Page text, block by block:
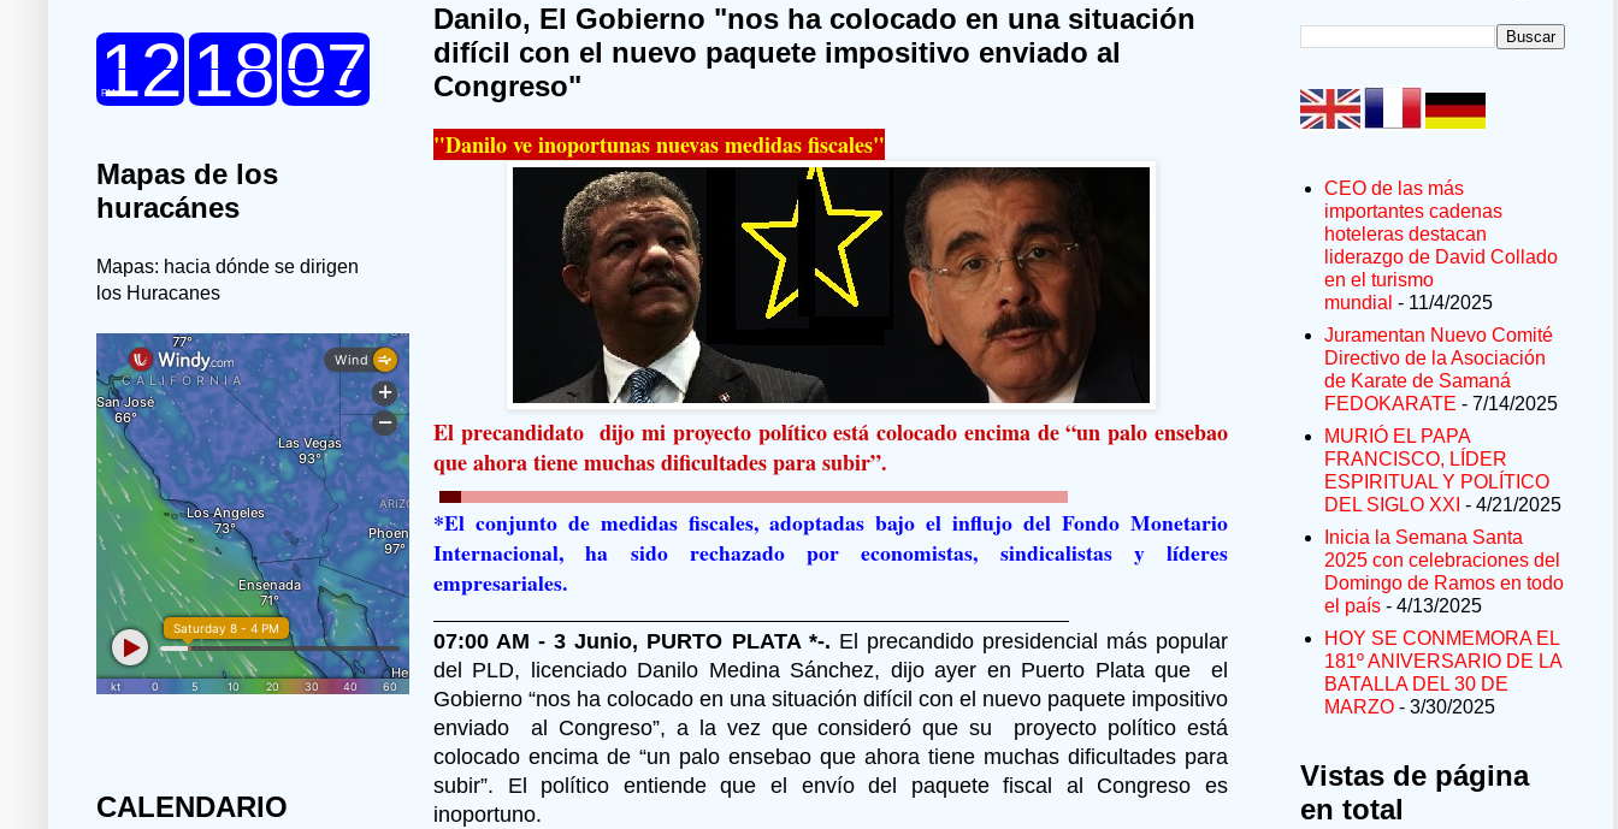
Danilo, El Gobierno "nos ha colocado en una situación
difícil con el nuevo paquete impositivo enviado al
Congreso"
"Danilo ve inoportunas nuevas medidas fiscales"
El precandidato dijo mi proyecto político está colocado encima de “un palo ensebao
que ahora tiene muchas dificultades para subir”.
*El conjunto de medidas fiscales, adoptadas bajo el influjo del Fondo Monetario
Internacional, ha sido rechazado por economistas, sindicalistas y líderes
empresariales.
07:00 AM - 3 Junio, PURTO PLATA *-. El precandido presidencial más popular
del PLD, licenciado Danilo Medina Sánchez, dijo ayer en Puerto Plata que el
Gobierno “nos ha colocado en una situación difícil con el nuevo paquete impositivo
enviado al Congreso”, a la vez que consideró que su proyecto político está
colocado encima de “un palo ensebao que ahora tiene muchas dificultades para
subir”. El político entiende que el envío del paquete fiscal al Congreso es
inoportuno.
Mapas de los
huracánes
Mapas: hacia dónde se dirigen
los Huracanes
CALENDARIO
CEO de las más
importantes cadenas
hoteleras destacan
liderazgo de David Collado
en el turismo
mundial - 11/4/2025
Juramentan Nuevo Comité
Directivo de la Asociación
de Karate de Samaná
FEDOKARATE - 7/14/2025
MURIÓ EL PAPA
FRANCISCO, LÍDER
ESPIRITUAL Y POLÍTICO
DEL SIGLO XXI - 4/21/2025
Inicia la Semana Santa
2025 con celebraciones del
Domingo de Ramos en todo
el país - 4/13/2025
HOY SE CONMEMORA EL
181º ANIVERSARIO DE LA
BATALLA DEL 30 DE
MARZO - 3/30/2025
Vistas de página
en total